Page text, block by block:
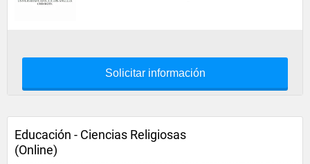
Solicitar información
Educación - Ciencias Religiosas
(Online)